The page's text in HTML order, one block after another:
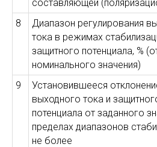
составляющей
8
Диапазон регулирования
тока в режимах
защитного потенциала, %
номинального значения)
9
Установившееся
выходного тока и
потенциала от заданного
пределах диапазонов
не более